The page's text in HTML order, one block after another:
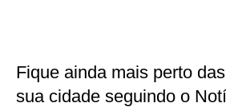
Fique ainda mais perto
sua cidade seguindo o